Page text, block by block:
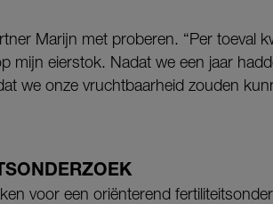
Marijn met proberen. “Per toeval
mijn eierstok. Nadat we een jaar
we onze vruchtbaarheid zouden
voor een oriënterend